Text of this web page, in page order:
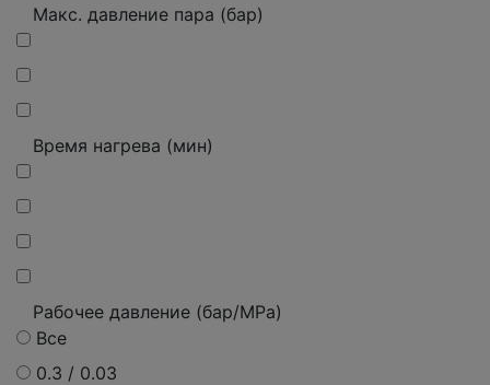
Макс. давление пара (бар)
Время нагрева (мин)
Рабочее давление (бар/MPa)
Все
0.3 / 0.03